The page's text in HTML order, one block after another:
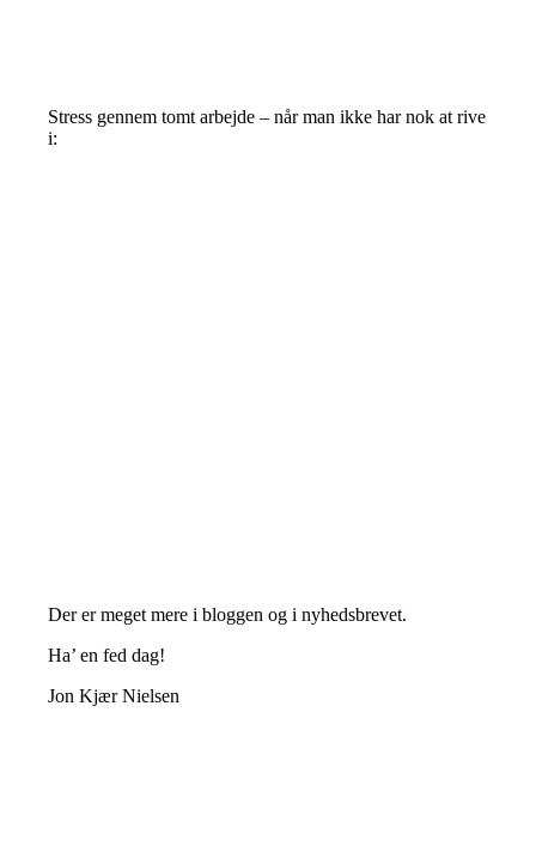
Stress gennem tomt arbejde – når man ikke har nok at rive
i:
Der er meget mere i bloggen og i nyhedsbrevet.
Ha’ en fed dag!
Jon Kjær Nielsen